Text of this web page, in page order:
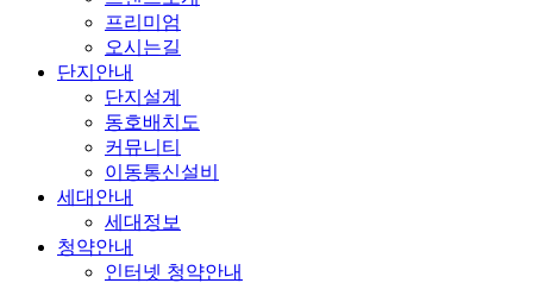
프리미엄
오시는길
단지안내
단지설계
동호배치도
커뮤니티
이동통신설비
세대안내
세대정보
청약안내
인터넷 청약안내